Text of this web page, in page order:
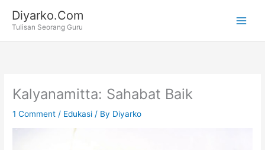
content
Diyarko.Com
Tulisan Seorang Guru
Kalyanamitta: Sahabat Baik
1 Comment / Edukasi / By Diyarko